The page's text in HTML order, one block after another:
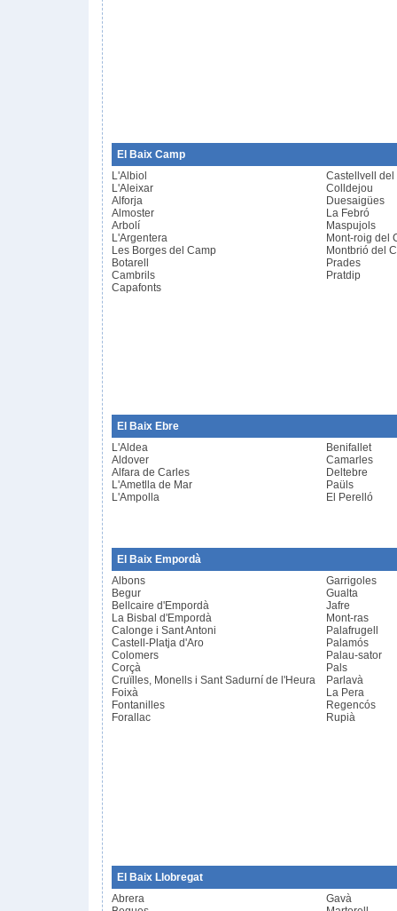
El Baix Camp
L'Albiol
L'Aleixar
Alforja
Almoster
Arbolí
L'Argentera
Les Borges del Camp
Botarell
Cambrils
Capafonts
Castellvell del
Colldejou
Duesaigües
La Febró
Maspujols
Mont-roig del
Montbrió del
Prades
Pratdip
El Baix Ebre
L'Aldea
Aldover
Alfara de Carles
L'Ametlla de Mar
L'Ampolla
Benifallet
Camarles
Deltebre
Paüls
El Perelló
El Baix Empordà
Albons
Begur
Bellcaire d'Empordà
La Bisbal d'Empordà
Calonge i Sant Antoni
Castell-Platja d'Aro
Colomers
Corçà
Cruïlles, Monells i Sant Sadurní de l'Heura
Foixà
Fontanilles
Forallac
Garrigoles
Gualta
Jafre
Mont-ras
Palafrugell
Palamós
Palau-sator
Pals
Parlavà
La Pera
Regencós
Rupià
El Baix Llobregat
Abrera
Gavà